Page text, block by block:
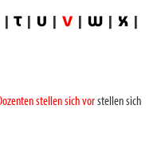
| T | U | V | W | X |
stellen sich vorstellen sich